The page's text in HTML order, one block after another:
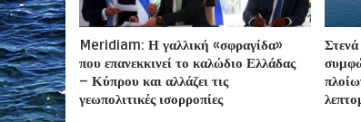
Meridiam: Η γαλλική «σφραγίδα»
που επανεκκινεί το καλώδιο Ελλάδας
– Κύπρου και αλλάζει τις
γεωπολιτικές ισορροπίες